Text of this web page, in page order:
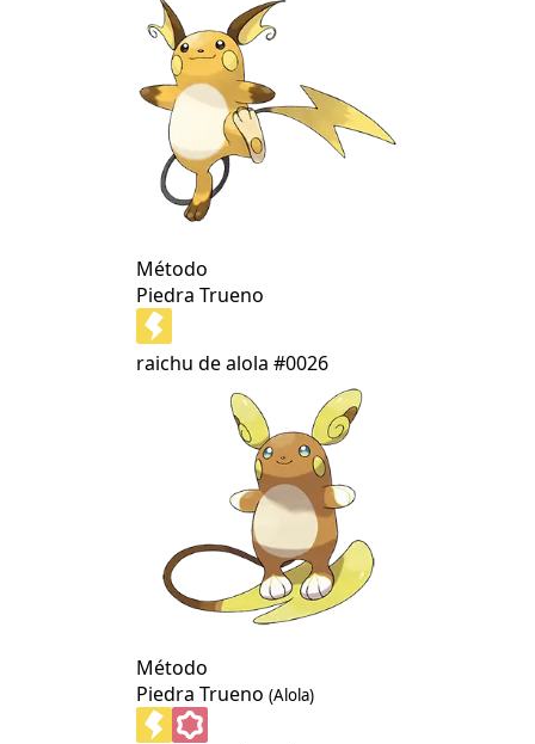
Método
Piedra Trueno
raichu de alola #0026
Método
Piedra Trueno (Alola)